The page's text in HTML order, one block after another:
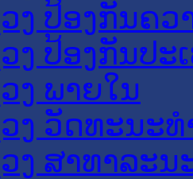
ງ ປ້ອງກັນຄວ
ງ ປ້ອງກັນປະ
ງ ພາຍໃນ
ງ ວັດທະນະ
ງ ສາທາລະນ